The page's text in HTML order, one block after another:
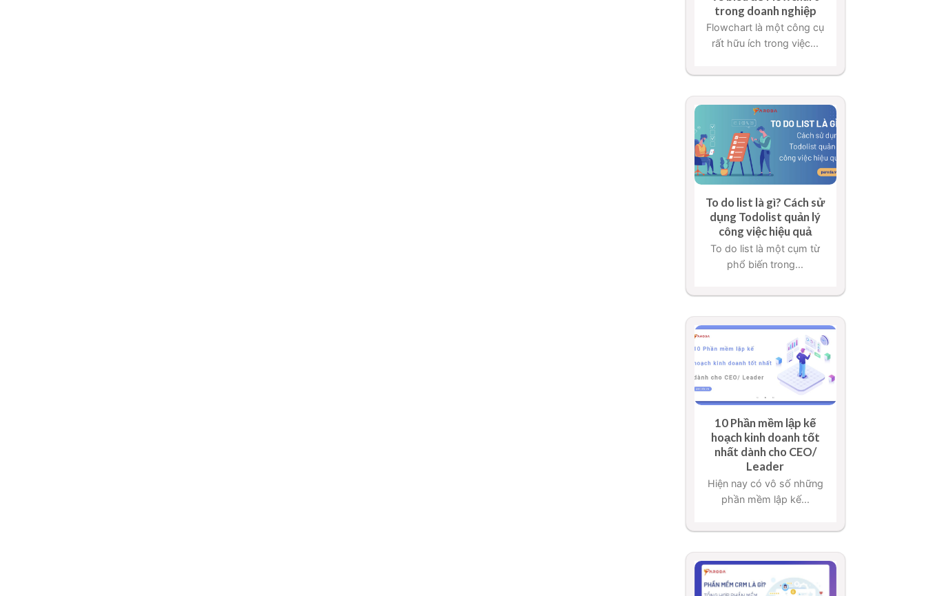
trong doanh nghiệp
Flowchart là một công cụ
rất hữu ích trong việc...
To do list là gì? Cách sử
dụng Todolist quản lý
công việc hiệu quả
To do list là một cụm từ
phổ biến trong...
10 Phần mềm lập kế
hoạch kinh doanh tốt
nhất dành cho CEO/
Leader
Hiện nay có vô số những
phần mềm lập kế...